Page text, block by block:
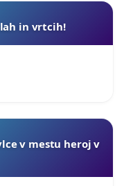
in vrtcih!
v mestu heroj v